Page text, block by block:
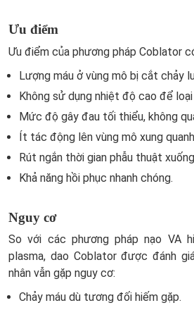
Ưu điểm
Ưu điểm của phương pháp Coblator
Lượng máu ở vùng mô bị cắt chảy
Không sử dụng nhiệt độ cao để
Mức độ gây đau tối thiểu, không
Ít tác động lên vùng mô xung
Rút ngắn thời gian phẫu thuật
Khả năng hồi phục nhanh chóng.
Nguy cơ
So với các phương pháp nạo VA
plasma, dao Coblator được đánh
nhân vẫn gặp nguy cơ:
Chảy máu dù tương đối hiếm gặp.